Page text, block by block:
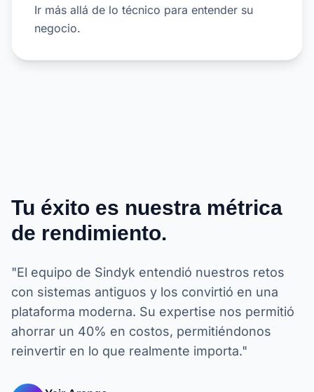
Ir más allá de lo técnico para entender su
negocio.
Tu éxito es nuestra métrica
de rendimiento.
"El equipo de Sindyk entendió nuestros retos
con sistemas antiguos y los convirtió en una
plataforma moderna. Su expertise nos permitió
ahorrar un 40% en costos, permitiéndonos
reinvertir en lo que realmente importa."